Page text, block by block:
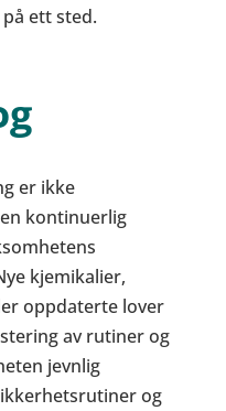
ett sted.
er ikke
kontinuerlig
kjemikalier,
oppdaterte lover
av rutiner og
jevnlig
og